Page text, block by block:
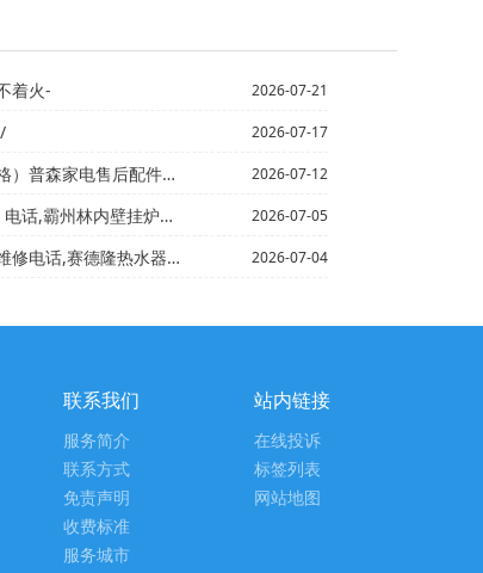
着火- 2026-07-21
2026-07-17
家电售后配件价格表2027年 2026-07-12
修电话+普森霸州热水器回收电话,电热... 2026-07-05
后维修电话\巴中修理燃气灶热水器电话,... 2026-07-04
联系我们
服务简介
联系方式
免责声明
收费标准
服务城市
站内链接
在线投诉
标签列表
网站地图